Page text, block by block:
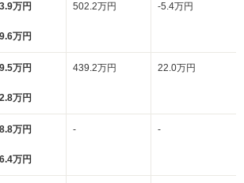
万円
万円
502.2万円 -5.4万円
万円
万円
439.2万円 22.0万円
万円
万円
- -